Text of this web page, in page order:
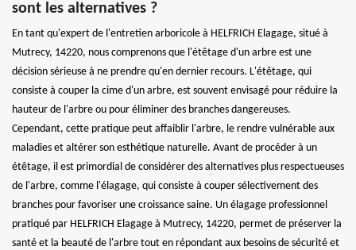
sont les alternatives ?
En tant qu'expert de l'entretien arboricole à HELFRICH Elagage, situé à
Mutrecy, 14220, nous comprenons que l'étêtage d'un arbre est une
décision sérieuse à ne prendre qu'en dernier recours. L'étêtage, qui
consiste à couper la cime d'un arbre, est souvent envisagé pour réduire la
hauteur de l'arbre ou pour éliminer des branches dangereuses.
Cependant, cette pratique peut affaiblir l'arbre, le rendre vulnérable aux
maladies et altérer son esthétique naturelle. Avant de procéder à un
étêtage, il est primordial de considérer des alternatives plus respectueuses
de l'arbre, comme l'élagage, qui consiste à couper sélectivement des
branches pour favoriser une croissance saine. Un élagage professionnel
pratiqué par HELFRICH Elagage à Mutrecy, 14220, permet de préserver la
santé et la beauté de l'arbre tout en répondant aux besoins de sécurité et